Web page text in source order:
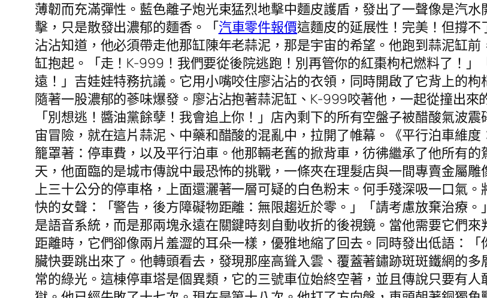
薄韌而充滿彈性。藍色離子炮光束猛烈地擊中麵皮護盾，發出了一聲像是汽
擊，只是散發出濃郁的麵香。「汽車零件報價這麵皮的延展性！完美！但撐
沾沾知道，他必須帶走他那缸陳年老蒜泥，那是宇宙的希望。他跑到蒜泥缸
缸抱起。「走！K-999！我們要從後院逃跑！別再管你的紅棗枸杞燃料了！
遠！」吉娃娃特務抗議。它用小嘴咬住廖沾沾的衣領，同時開啟了它背上的
隨著一股濃郁的蔘味爆發。廖沾沾抱著蒜泥缸、K-999咬著他，一起從撞出來
「別想逃！醬油黨餘孽！我會追上你！」店內剩下的所有空盤子被醋酸氣波震
宙冒險，就在這片蒜泥、中藥和醋酸的混亂中，拉開了帷幕。《平行泊車維
籠罩著：停車費，以及平行泊車。他那輛老舊的掀背車，彷彿繼承了他所有
天，他面臨的是城市傳說中最恐怖的挑戰，一條夾在理髮店與一間專賣金屬
上三十公分的停車格，上面還灑著一層可疑的白色粉末。何手殘深吸一口氣
快的女聲：「警告，後方障礙物距離：無限趨近於零。」「請考慮放棄治療
是語音系統，而是那兩塊永遠在關鍵時刻自動收折的後視鏡。當他需要它們
距離時，它們卻像兩片羞澀的耳朵一樣，優雅地縮了回去。同時發出低語：
臟快要跳出來了。他轉頭看去，發現那座高聳入雲、覆蓋著鏽跡斑斑鐵網的
常的綠光。這棟停車塔是個異類，它的三號車位始終空著，並且傳說只要有